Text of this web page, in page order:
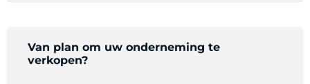
Van plan om uw onderneming te
verkopen?